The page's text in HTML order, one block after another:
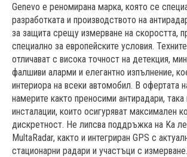
Genevo е реномирана марка, която се
разработката и производството на
за защита срещу измерване на скоростта,
специално за европейските условия.
отличават с висока точност на детекция,
фалшиви аларми и елегантно изпълнение,
интериора на всеки автомобил. В офертата
намерите както преносими антирадари, така
инсталации, които осигуряват максимален
дискретност. Не липсва поддръжка на Ka
MultaRadar, както и интегриран GPS с
стационарни радари и участъци с